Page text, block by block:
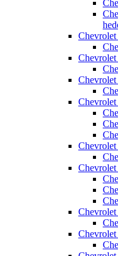
Chevrolet
Chevrolet